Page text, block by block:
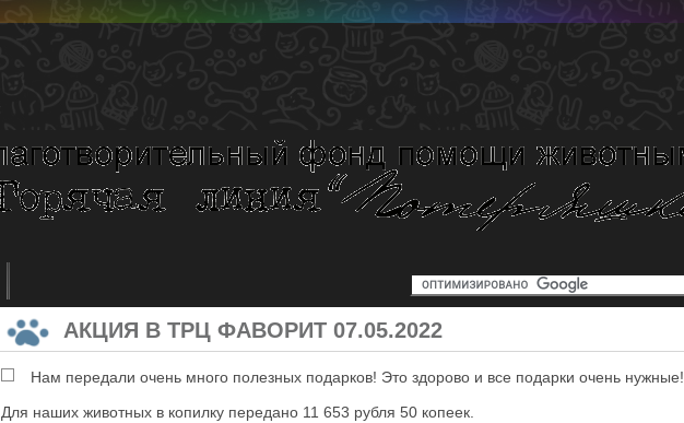
АКЦИЯ В ТРЦ ФАВОРИТ 07.05.2022
Нам передали очень много полезных подарков! Это здорово и все подарки очень нужные!
Для наших животных в копилку передано 11 653 рубля 50 копеек.